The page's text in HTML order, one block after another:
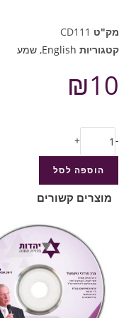
מק"ט CD111
קטגוריות English
, שמע
₪10
-
+
הוספה לסל
מוצרים קשורים